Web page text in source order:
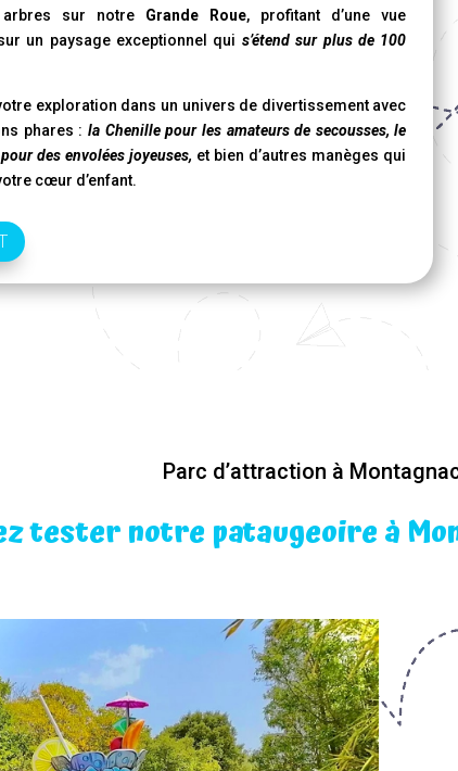
sur notre Grande Roue, profitant d’une vue
un paysage exceptionnel qui s’étend sur plus de 100
exploration dans un univers de divertissement avec
phares : la Chenille pour les amateurs de secousses, le
des envolées joyeuses, et bien d’autres manèges qui
cœur d’enfant.
Parc d’attraction à
tester notre pataugeoire à